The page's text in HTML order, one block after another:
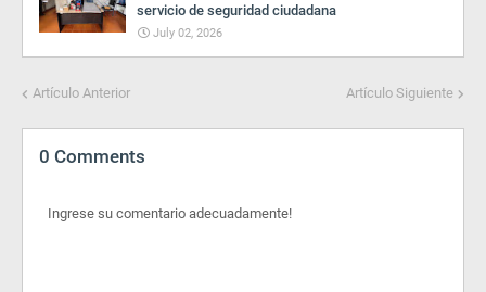
servicio de seguridad ciudadana
July 02, 2026
Artículo Anterior Artículo Siguiente
0 Comments
Ingrese su comentario adecuadamente!